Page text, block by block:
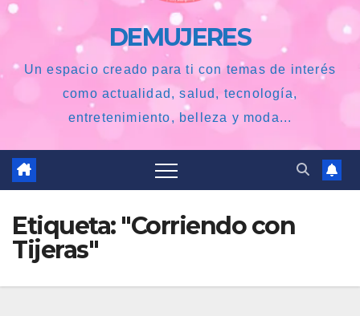
DEMUJERES
Un espacio creado para ti con temas de interés
como actualidad, salud, tecnología,
entretenimiento, belleza y moda...
Etiqueta: "Corriendo con
Tijeras"